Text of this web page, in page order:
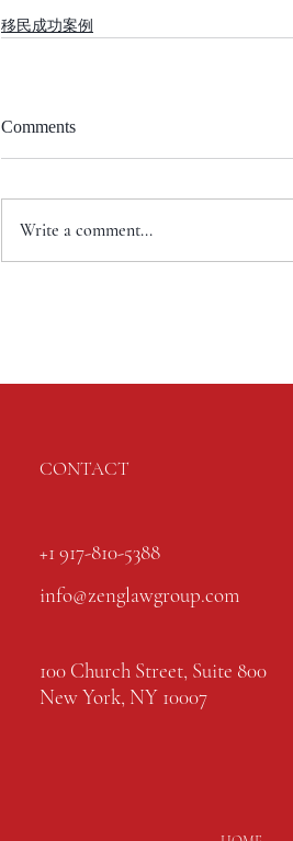
移民成功案例
Comments
Write a comment...
CONTACT
+1 917-810-5388
info@zenglawgroup.com
100 Church Street, Suite 800
New York, NY 10007